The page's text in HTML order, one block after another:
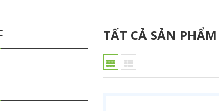
TẤT CẢ SẢN PHẨM